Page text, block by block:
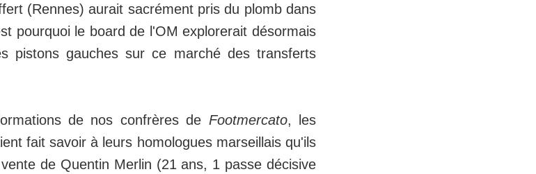
(Rennes) aurait sacrément pris du plomb dans
pourquoi le board de l'OM explorerait désormais
pistons gauches sur ce marché des transferts
de nos confrères de Footmercato, les
fait savoir à leurs homologues marseillais qu'ils
de Quentin Merlin (21 ans, 1 passe décisive